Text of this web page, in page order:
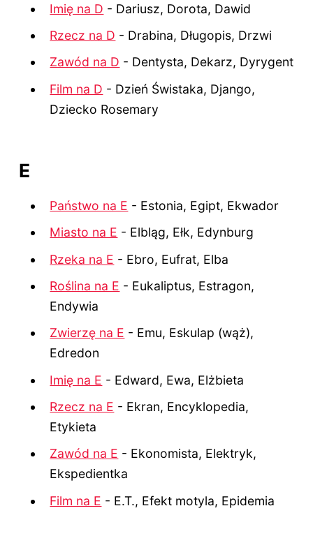
Imię na D - Dariusz, Dorota, Dawid
Rzecz na D - Drabina, Długopis, Drzwi
Zawód na D - Dentysta, Dekarz, Dyrygent
Film na D - Dzień Świstaka, Django,
Dziecko Rosemary
E
Państwo na E - Estonia, Egipt, Ekwador
Miasto na E - Elbląg, Ełk, Edynburg
Rzeka na E - Ebro, Eufrat, Elba
Roślina na E - Eukaliptus, Estragon,
Endywia
Zwierzę na E - Emu, Eskulap (wąż),
Edredon
Imię na E - Edward, Ewa, Elżbieta
Rzecz na E - Ekran, Encyklopedia,
Etykieta
Zawód na E - Ekonomista, Elektryk,
Ekspedientka
Film na E - E.T., Efekt motyla, Epidemia